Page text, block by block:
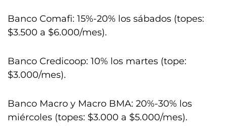
Banco Comafi: 15%-20% los sábados (topes:
$3.500 a $6.000/mes).
Banco Credicoop: 10% los martes (tope:
$3.000/mes).
Banco Macro y Macro BMA: 20%-30% los
miércoles (topes: $3.000 a $5.000/mes).